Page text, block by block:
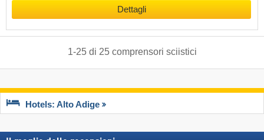
Dettagli
1-25di 25 comprensori sciistici
Hotels: Alto Adige